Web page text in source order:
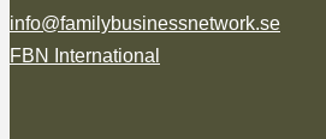
info@familybusinessnetwork.se
FBN International